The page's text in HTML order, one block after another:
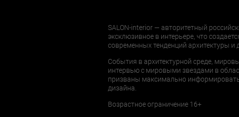
SALON-interior — авторитетный
эксклюзивное в интерьере, что
современных тенденций архитектуры и
События в архитектурной среде,
интервью с мировыми звездами в
призваны максимально информировать
дизайна.
Возрастное ограничение 16+